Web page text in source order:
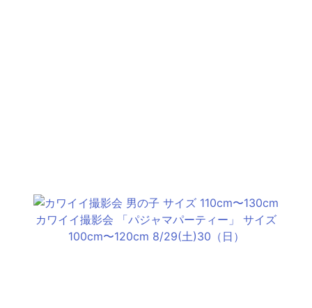
カワイイ撮影会 「パジャマパーティー」 サイズ
100cm〜120cm 8/29(土)30（日）